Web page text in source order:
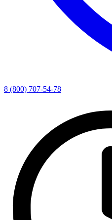
8 (800) 707-54-78